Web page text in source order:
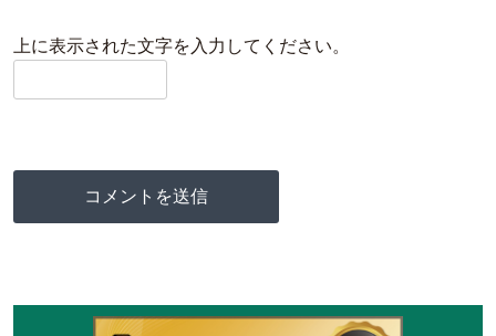
上に表示された文字を入力してください。